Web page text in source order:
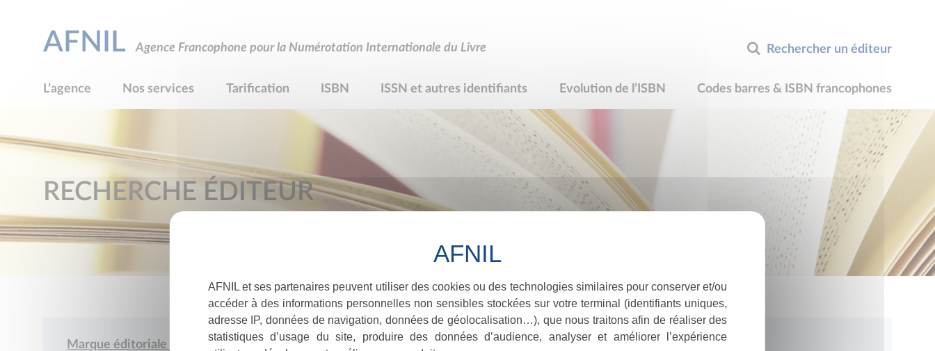
Rechercher un éditeur
AFNIL Agence Francophone pour la Numérotation Internationale du Livre
L’agence Nos services Tarification ISBN ISSN et autres identifiants Evolution de l’ISBN Codes barres & ISBN francophones
RECHERCHE ÉDITEUR
Marque éditoriale :
AFNIL et ses partenaires peuvent utiliser des cookies ou des technologies similaires pour conserver et/ou
accéder à des informations personnelles non sensibles stockées sur votre terminal (identifiants uniques,
adresse IP, données de navigation, données de géolocalisation…), que nous traitons afin de réaliser des
statistiques d’usage du site, produire des données d’audience, analyser et améliorer l’expérience